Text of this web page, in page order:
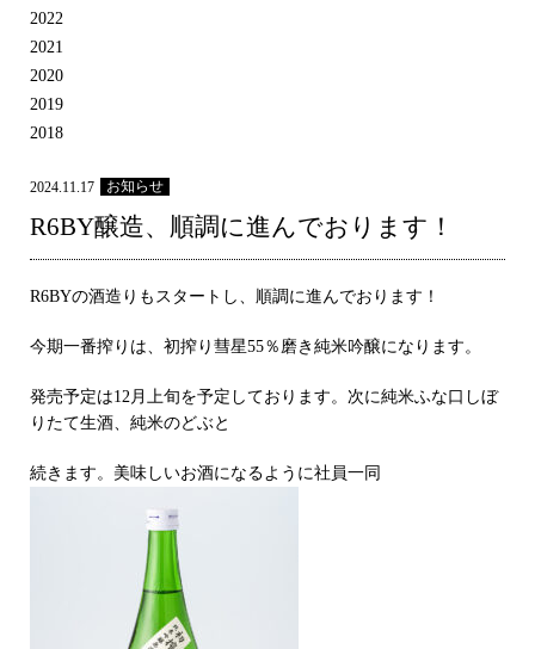
2022
2021
2020
2019
2018
2024.11.17 お知らせ
R6BY醸造、順調に進んでおります！
R6BYの酒造りもスタートし、順調に進んでおります！
今期一番搾りは、初搾り彗星55％磨き純米吟醸になります。
発売予定は12月上旬を予定しております。次に純米ふな口しぼ
りたて生酒、純米のどぶと
続きます。美味しいお酒になるように社員一同